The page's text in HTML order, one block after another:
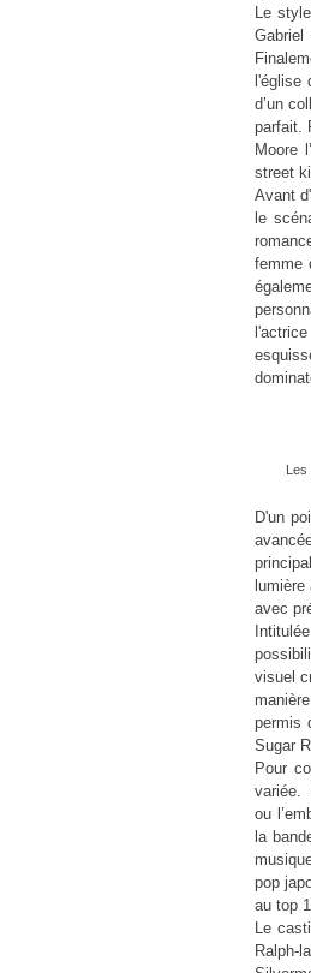
Le
l'église
d’un
parfait.
Moore
street
Avant
le
femme
Les
D'un
avec
visuel
permis
Sugar
Pour
ou
la
pop
au top
Le
Ralph-